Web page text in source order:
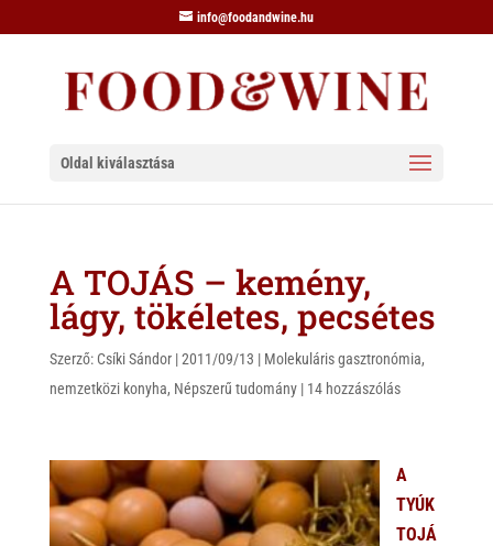
info@foodandwine.hu
Oldal kiválasztása
A TOJÁS – kemény,
lágy, tökéletes, pecsétes
Szerző: Csíki Sándor|2011/09/13 | Molekuláris gasztronómia,
nemzetközi konyha, Népszerű tudomány| 14 hozzászólás
A
TYÚK
TOJÁ